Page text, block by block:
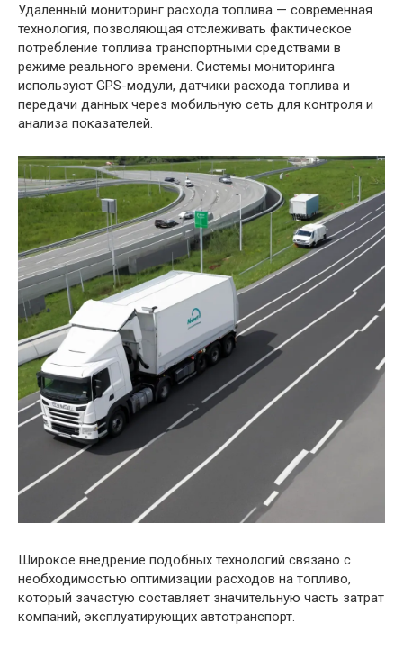
Удалённый мониторинг расхода топлива — современная
технология, позволяющая отслеживать фактическое
потребление топлива транспортными средствами в
режиме реального времени. Системы мониторинга
используют GPS-модули, датчики расхода топлива и
передачи данных через мобильную сеть для контроля и
анализа показателей.
Широкое внедрение подобных технологий связано с
необходимостью оптимизации расходов на топливо,
который зачастую составляет значительную часть затрат
компаний, эксплуатирующих автотранспорт.